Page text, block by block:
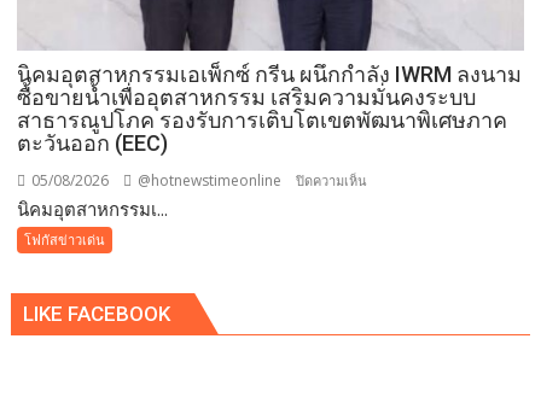
นิคมอุตสาหกรรมเอเพ็กซ์ กรีน ผนึกกำลัง IWRM ลงนาม
ซื้อขายน้ำเพื่ออุตสาหกรรม เสริมความมั่นคงระบบ
สาธารณูปโภค รองรับการเติบโตเขตพัฒนาพิเศษภาค
ตะวันออก (EEC)
05/08/2026 @hotnewstimeonline ปิดความเห็น
ซ์
​นิคมอุตสาหกรรมเ...
โฟกัสข่าวเด่น
LIKE FACEBOOK